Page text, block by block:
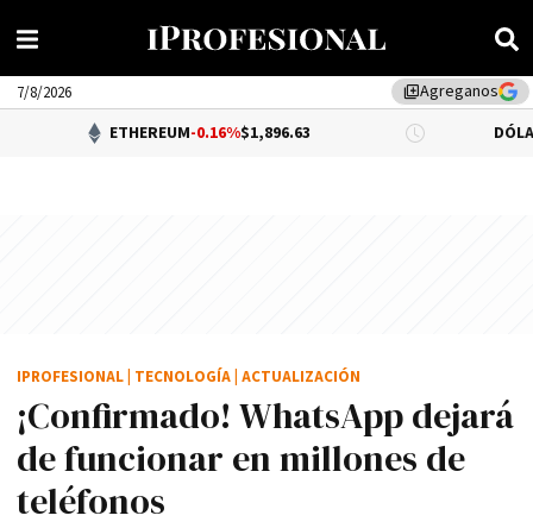
library_addAgreganos
7/8/2026
ETHEREUM-0.16%$1,896.63 DÓLAR BNA
¡Confirmado! WhatsApp dejará
de funcionar en millones de
teléfonos
IPROFESIONAL TECNOLOGÍA ACTUALIZACIÓN